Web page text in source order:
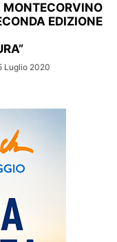
MONTECORVINO
EDIZIONE
Luglio 2020